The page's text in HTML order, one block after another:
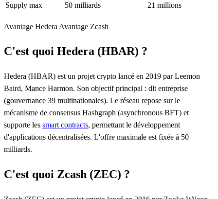
Supply max 50 milliards 21 millions
Avantage Hedera Avantage Zcash
C'est quoi Hedera (HBAR) ?
Hedera (HBAR) est un projet crypto lancé en 2019 par Leemon
Baird, Mance Harmon. Son objectif principal : dlt entreprise
(gouvernance 39 multinationales). Le réseau repose sur le
mécanisme de consensus Hashgraph (asynchronous BFT) et
supporte les smart contracts, permettant le développement
d'applications décentralisées. L'offre maximale est fixée à 50
milliards.
C'est quoi Zcash (ZEC) ?